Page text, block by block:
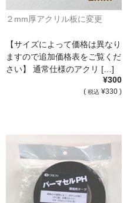
２mm厚アクリル板に変更
【サイズによって価格は異なり
ますので追加価格表をご覧くだ
さい】 通常仕様のアクリ […]
¥300
( 税込 ¥330 )